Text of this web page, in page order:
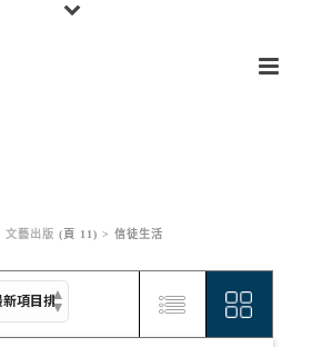
文藝出版 (頁 11) > 信徒生活